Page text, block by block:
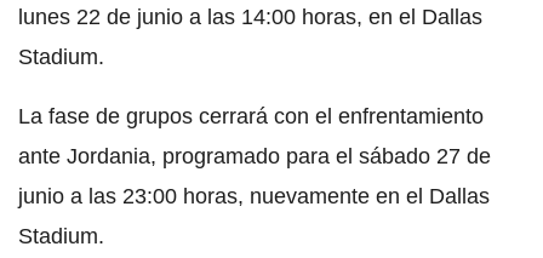
lunes 22 de junio a las 14:00 horas, en el Dallas
Stadium.
La fase de grupos cerrará con el enfrentamiento
ante Jordania, programado para el sábado 27 de
junio a las 23:00 horas, nuevamente en el Dallas
Stadium.